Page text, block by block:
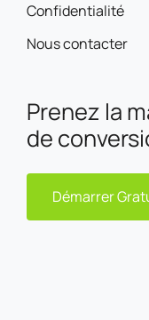
Confidentialité
Nous contacter
Prenez la
de
Démarrer